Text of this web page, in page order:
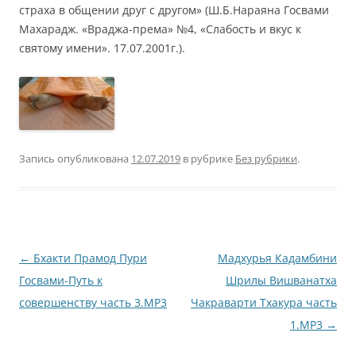
страха в общении друг с другом» (Ш.Б.Нараяна Госвами
Махарадж. «Враджа-према» №4, «Слабость и вкус к
святому имени». 17.07.2001г.).
Запись опубликована 12.07.2019 в рубрике Без рубрики.
Навигация
по
записям
← Бхакти Прамод Пури
Госвами-Путь к
совершенству часть 3.MP3
Мадхурья Кадамбини
Шрилы Вишванатха
Чакраварти Тхакура часть
1.MP3 →